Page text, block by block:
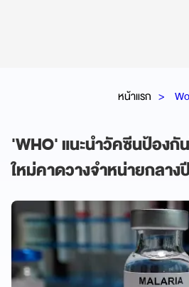
หน้าแรก
'WHO' แนะนำวัคซีนป้องกั
ใหม่คาดวางจำหน่ายกลาง